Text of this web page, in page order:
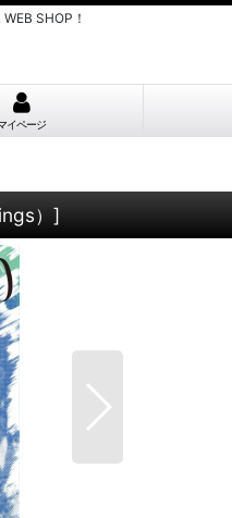
SHOP！
イページ
） ]